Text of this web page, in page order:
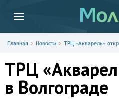
Главная Новости ТРЦ «Акварель»
ТРЦ
в Волгограде